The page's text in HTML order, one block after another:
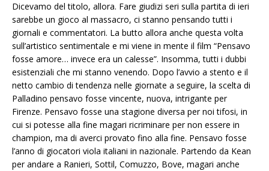
Dicevamo del titolo, allora. Fare giudizi seri sulla partita di ieri
sarebbe un gioco al massacro, ci stanno pensando tutti i
giornali e commentatori. La butto allora anche questa volta
sull’artistico sentimentale e mi viene in mente il film “Pensavo
fosse amore… invece era un calesse”. Insomma, tutti i dubbi
esistenziali che mi stanno venendo. Dopo l’avvio a stento e il
netto cambio di tendenza nelle giornate a seguire, la scelta di
Palladino pensavo fosse vincente, nuova, intrigante per
Firenze. Pensavo fosse una stagione diversa per noi tifosi, in
cui si potesse alla fine magari ricriminare per non essere in
champion, ma di averci provato fino alla fine. Pensavo fosse
l’anno di giocatori viola italiani in nazionale. Partendo da Kean
per andare a Ranieri, Sottil, Comuzzo, Bove, magari anche